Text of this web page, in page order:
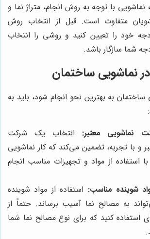
نماشویی با توجه به روش انجام، متراژ نما و
متفاوت است. قبل از انتخاب روش
خود را تعیین کنید و روشی را انتخاب
شما سازگار باشد.
نماشویی ساختمان
ساختمان به بهترین نحو انجام شود، باید به
نماشویی معتبر: انتخاب یک شرکت
و با تجربه، تضمین می‌کند که کار نماشویی
استفاده از مواد و تجهیزات مناسب انجام
شوینده مناسب: استفاده از مواد شوینده
به مصالح نما آسیب برساند. حتماً از
استفاده کنید که برای نوع مصالح نما شما